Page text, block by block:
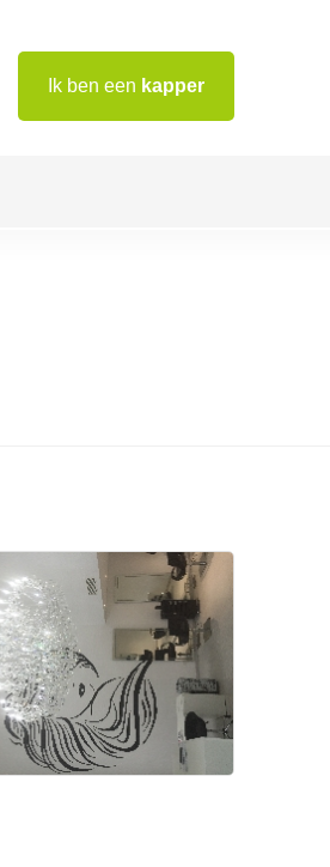
Ik ben een kapper